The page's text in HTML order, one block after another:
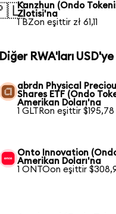
Kanzhun (Ondo
Zlotisi'na
1 BZon eşittir zł 61,11
Diğer RWA'ları
abrdn Physical
Shares ETF (Ondo
Amerikan Doları'na
1 GLTRon eşittir $195,78
Onto Innovation
Amerikan Doları'na
1 ONTOon eşittir